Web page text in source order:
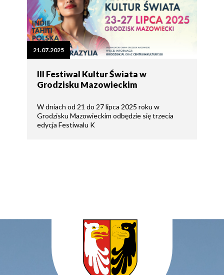
21.07.2025
III Festiwal Kultur Świata w
Grodzisku Mazowieckim
W dniach od 21 do 27 lipca 2025 roku w
Grodzisku Mazowieckim odbędzie się trzecia
edycja Festiwalu K